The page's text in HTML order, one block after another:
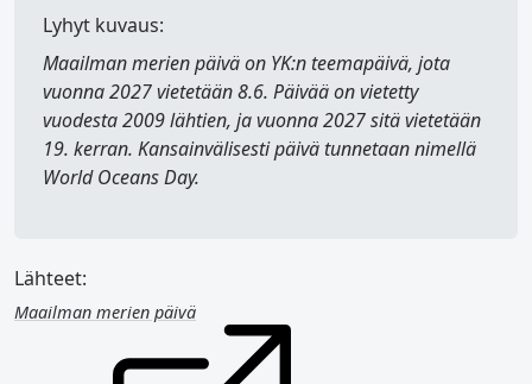
Lyhyt kuvaus:
Maailman merien päiväon YK:n teemapäivä, jota
vuonna 2027 vietetään 8.6. Päivää on vietetty
vuodesta 2009 lähtien, ja vuonna 2027 sitä vietetään
19. kerran. Kansainvälisesti päivä tunnetaan nimellä
World Oceans Day.
Lähteet:
Maailman merien päivä